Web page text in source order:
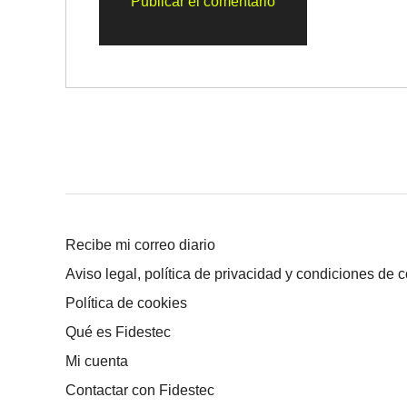
Recibe mi correo diario
Aviso legal, política de privacidad y condiciones de
Política de cookies
Qué es Fidestec
Mi cuenta
Contactar con Fidestec